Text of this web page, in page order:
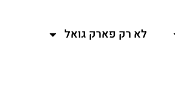
לא רק פארק גואל